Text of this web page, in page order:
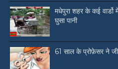
मधेपुरा शहर के कई
घुसा पानी
61 साल के प्रोफ़ेसर ने